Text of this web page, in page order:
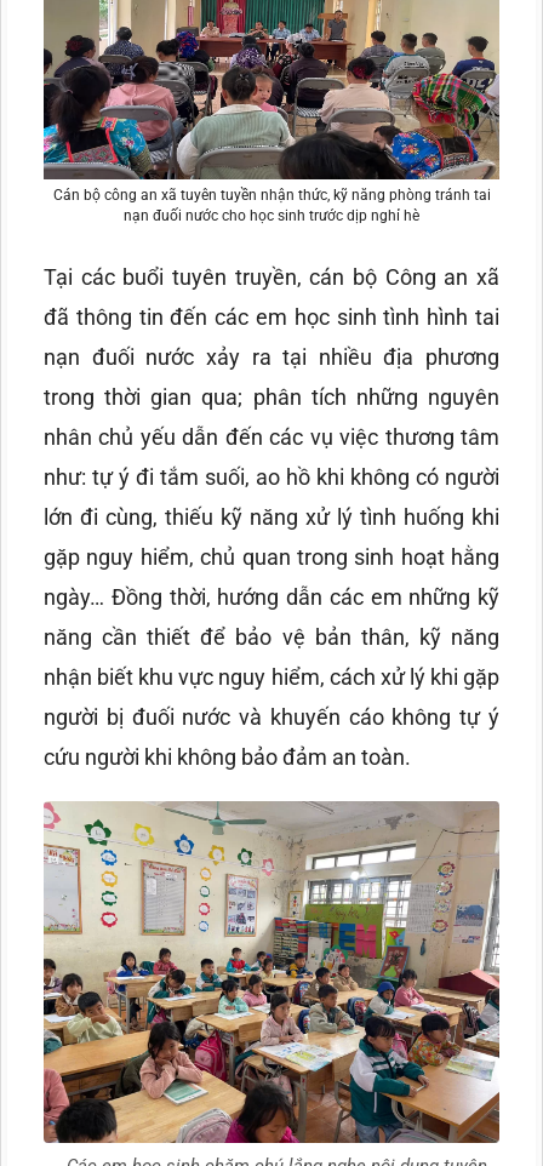
Cán bộ công an xã tuyên tuyền nhận thức, kỹ năng phòng tránh tai
nạn đuối nước cho học sinh trước dịp nghỉ hè
Tại các buổi tuyên truyền, cán bộ Công an xã
đã thông tin đến các em học sinh tình hình tai
nạn đuối nước xảy ra tại nhiều địa phương
trong thời gian qua; phân tích những nguyên
nhân chủ yếu dẫn đến các vụ việc thương tâm
như: tự ý đi tắm suối, ao hồ khi không có người
lớn đi cùng, thiếu kỹ năng xử lý tình huống khi
gặp nguy hiểm, chủ quan trong sinh hoạt hằng
ngày… Đồng thời, hướng dẫn các em những kỹ
năng cần thiết để bảo vệ bản thân, kỹ năng
nhận biết khu vực nguy hiểm, cách xử lý khi gặp
người bị đuối nước và khuyến cáo không tự ý
cứu người khi không bảo đảm an toàn.